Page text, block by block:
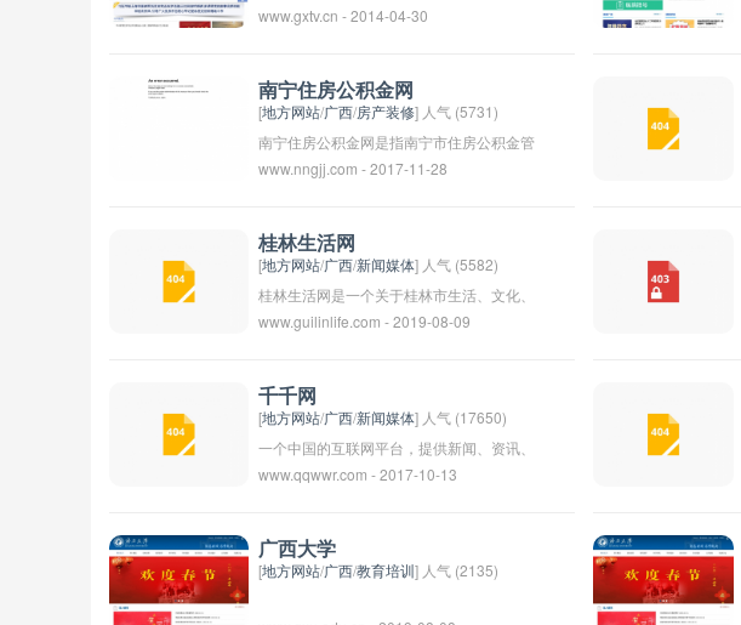
视台，成立于1963年。它是广西最重要的
乐、文化、教育等节目。该电视台在当地拥
有广泛的观众群体，为广西人民提供丰富多
样的电视节目。
www.gxtv.cn - 2014-04-30
南宁住房公积金网
[地方网站/广西/房产装修] 人气 (5731)
南宁住房公积金网是指南宁市住房公积金管
理中心的官方网站，提供相关的公积金政
申请等服务。通过该网站，市民可以方便地
办理公积金相关业务，了解相关政策和规
定，维护自己的权益。
www.nngjj.com - 2017-11-28
桂林生活网
[地方网站/广西/新闻媒体] 人气 (5582)
桂林生活网是一个关于桂林市生活、文化、
旅游等方面的网站。用户可以在此网站上找
推荐、旅游攻略等信息。该网站旨在为居民
和游客提供全面的关于桂林市的信息，帮助
他们更好地了解和体验这个地方。
www.guilinlife.com - 2019-08-09
千千网
[地方网站/广西/新闻媒体] 人气 (17650)
一个中国的互联网平台，提供新闻、资讯、
娱乐等内容。它也提供了在线购物、社交、
www.qqwwr.com - 2017-10-13
广西大学
[地方网站/广西/教育培训] 人气 (2135)